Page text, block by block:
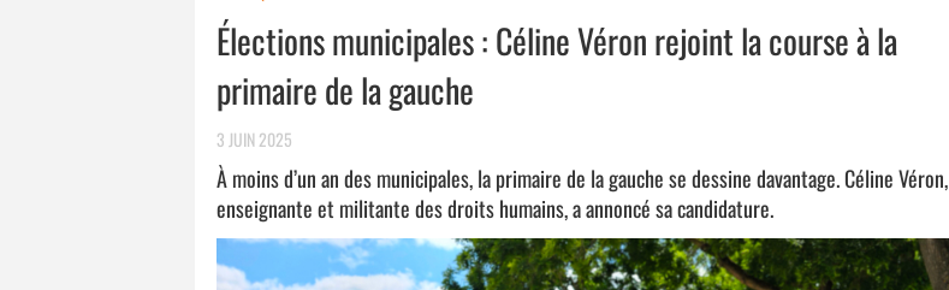
Élections municipales : Céline Véron rejoint la course à la
primaire de la gauche
3 JUIN 2025
À moins d’un an des municipales, la primaire de la gauche se dessine davantage. Céline Véron,
enseignante et militante des droits humains, a annoncé sa candidature.